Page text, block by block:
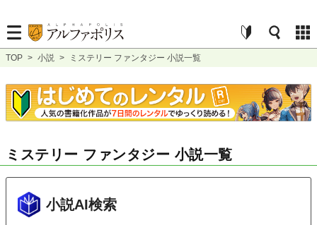
TOP > 小説 > ミステリー ファンタジー 小説一覧
ミステリー ファンタジー 小説一覧
小説AI検索